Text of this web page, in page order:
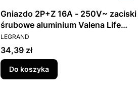
Gniazdo 2P+Z 16A - 250V~ zaciski
śrubowe aluminium Valena Life
753385
PRODUCENT
LEGRAND
Cena
34,39 zł
Do koszyka